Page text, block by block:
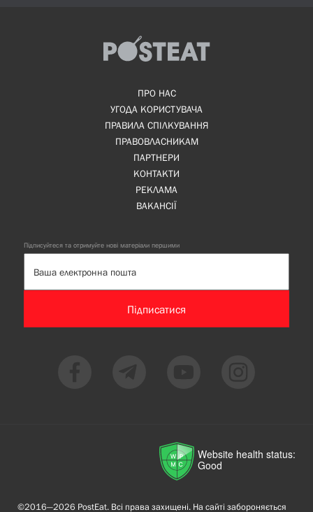
ПРО НАС
УГОДА КОРИСТУВАЧА
ПРАВИЛА СПІЛКУВАННЯ
ПРАВОВЛАСНИКАМ
ПАРТНЕРИ
КОНТАКТИ
РЕКЛАМА
ВАКАНСІЇ
Підписуйтеся та отримуйте нові матеріали першими
Підписатися
Website health status:
Good
©2016—2026 PostEat. Всі права захищені. На сайті забороняється